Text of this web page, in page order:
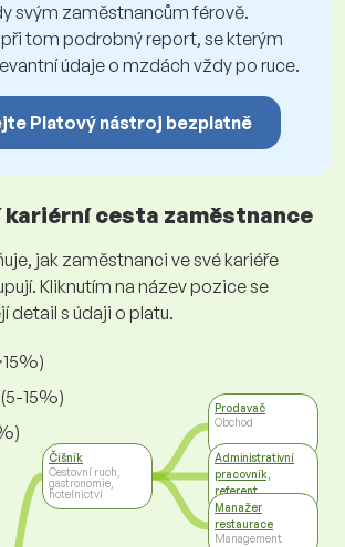
svým zaměstnancům férově.
tom podrobný report, se kterým
údaje o mzdách vždy po ruce.
Platový nástroj bezplatně
cesta zaměstnance
jak zaměstnanci ve své kariéře
Kliknutím na název pozice se
detail s údaji o platu.
15%)
Číšník
Cestovní ruch,
gastronomie,
hotelnictví
Prodavač
Obchod
Administrativní
pracovník,
referent
Administrativa
Manažer
restaurace
Management